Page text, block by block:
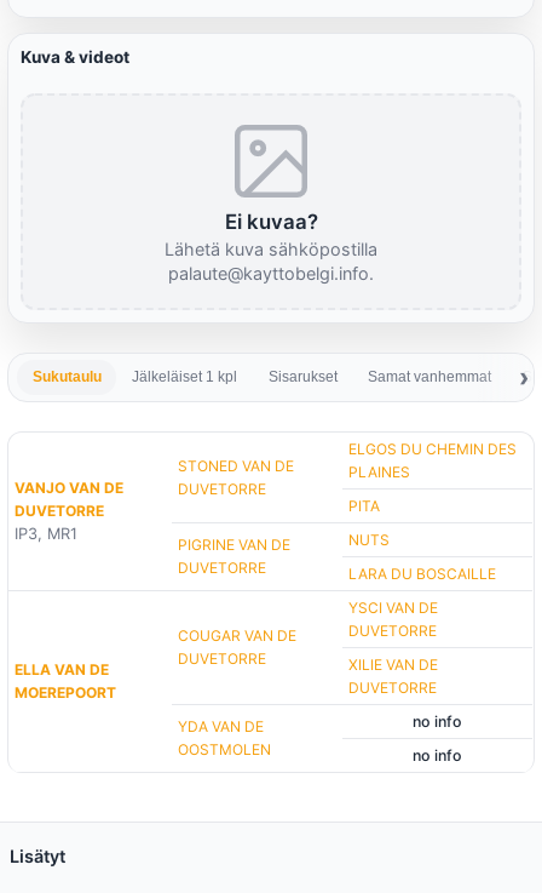
Kuva & videot
Ei kuvaa?
Lähetä kuva sähköpostilla
palaute@kayttobelgi.info.
Sukutaulu Jälkeläiset 1 kpl Sisarukset Samat vanhemmat
VANJO VAN DE
DUVETORRE
IP3, MR1
STONED VAN DE
DUVETORRE
ELGOS DU CHEMIN DES
PLAINES
PITA
PIGRINE VAN DE
DUVETORRE
NUTS
LARA DU BOSCAILLE
ELLA VAN DE
MOEREPOORT
COUGAR VAN DE
DUVETORRE
YSCI VAN DE
DUVETORRE
XILIE VAN DE
DUVETORRE
YDA VAN DE
OOSTMOLEN
no info
no info
Lisätyt